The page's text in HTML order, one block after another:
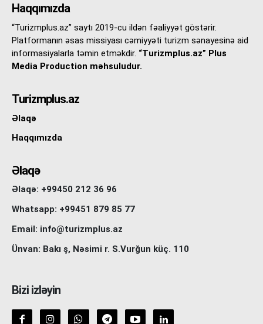
Haqqımızda
“Turizmplus.az” saytı 2019-cu ildən fəaliyyət göstərir.
Platformanın əsas missiyası cəmiyyəti turizm sənayesinə aid
informasiyalarla təmin etməkdir. “Turizmplus.az” Plus
Media Production məhsuludur.
Turizmplus.az
Əlaqə
Haqqımızda
Əlaqə
Əlaqə: +99450 212 36 96
Whatsapp: +99451 879 85 77
Email: info@turizmplus.az
Ünvan: Bakı ş, Nəsimi r. S.Vurğun küç. 110
Bizi izləyin